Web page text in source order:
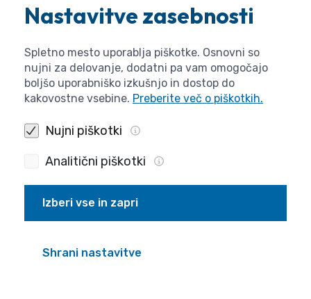
izvajanje pogodbe ter namensko porabo
sredstev;
določilo, da mora sopogodbenik ob
nenamenski porabi sredstev, sredstva vrniti
skupaj z zakonitimi zamudnimi obrestmi;
določilo, da mora sopogodbenik obrazložiti
sredstev glede na predvideni terminski
plan, ker v nasprotnem primeru izgubi
pravico do nadaljnje porabe sredstev;
V pogodbi direktor določi osebo, zaposleno v ARRS, za
Nastavitve zasebnosti
Spletno mesto uporablja piškotke. Osnovni so
nujni za delovanje, dodatni pa vam omogočajo
boljšo uporabniško izkušnjo in dostop do
kakovostne vsebine. Preberite več o piškotkih.
Nujni piškotki
Analitični piškotki
Izberi vse in zapri
Shrani nastavitve